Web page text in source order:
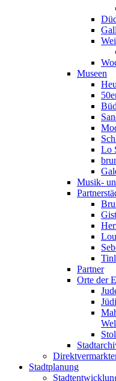
Museen
Lo
Musik-
Partner
Orte der
Stadtplanung